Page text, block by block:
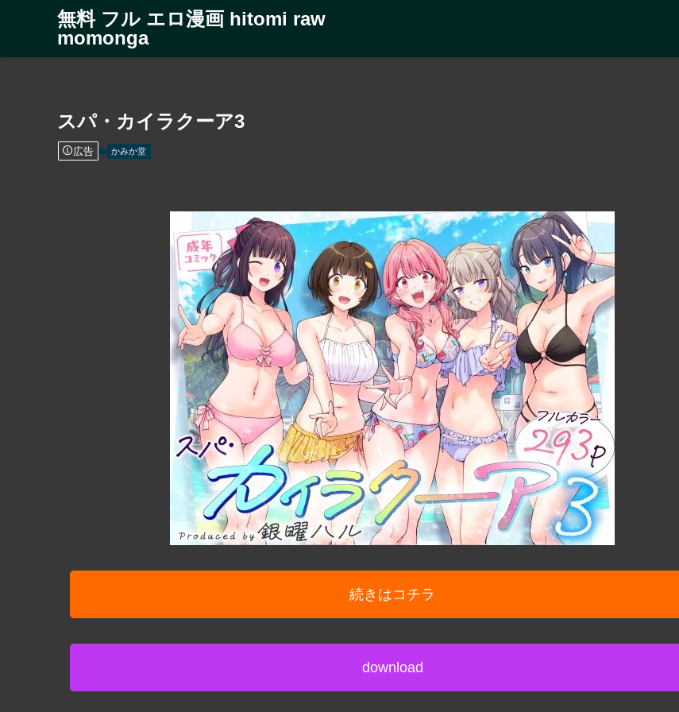
無料 フル エロ漫画 hitomi raw
momonga
スパ・カイラクーア3
広告 かみか堂
続きはコチラ
download